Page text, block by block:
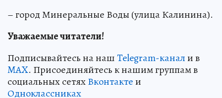
– город Минеральные Воды (улица Калинина).
Уважаемые читатели!
Подписывайтесь на нашTelegram-канали в
MAX. Присоединяйтесь к нашим группам в
социальных сетяхВконтактеи
Одноклассниках